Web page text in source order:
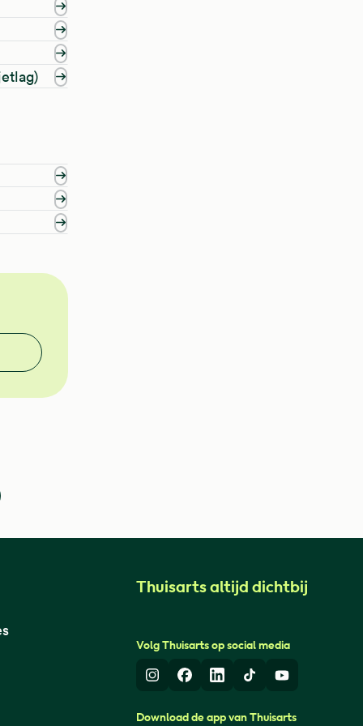
Thuisarts altijd dichtbij
Volg Thuisarts op social media
InstagramFacebook
LinkedInTikTokYoutube
Download de app van Thuisarts